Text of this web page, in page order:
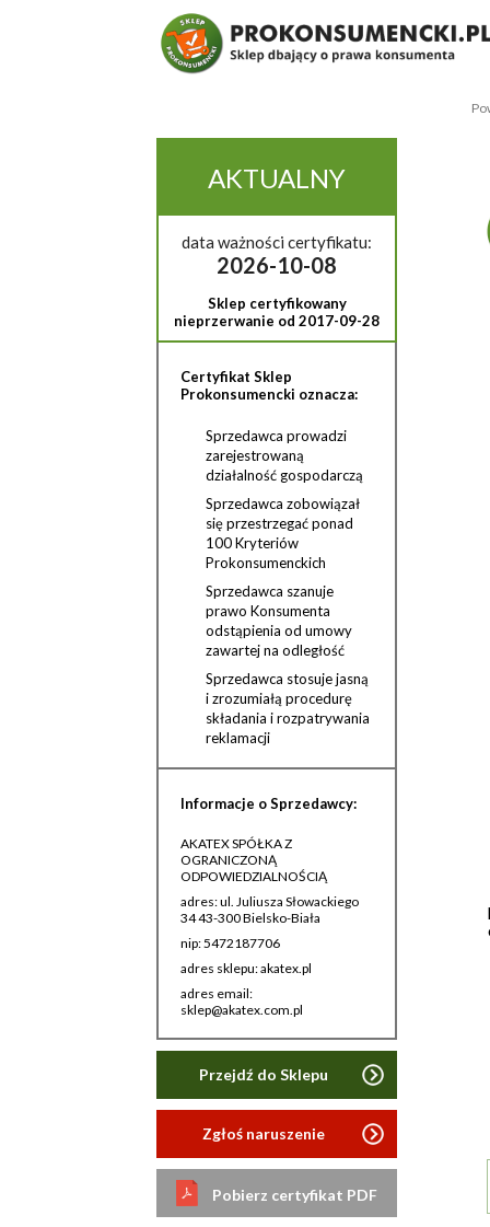
AKTUALNY
data ważności certyfikatu:
2026-10-08
Sklep certyfikowany
nieprzerwanie od 2017-09-28
Certyfikat Sklep
Prokonsumencki oznacza:
Sprzedawca prowadzi
zarejestrowaną
działalność gospodarczą
Sprzedawca zobowiązał
się przestrzegać ponad
100 Kryteriów
Prokonsumenckich
Sprzedawca szanuje
prawo Konsumenta
odstąpienia od umowy
zawartej na odległość
Sprzedawca stosuje jasną
i zrozumiałą procedurę
składania i rozpatrywania
reklamacji
Informacje o Sprzedawcy:
AKATEX SPÓŁKA Z
OGRANICZONĄ
ODPOWIEDZIALNOŚCIĄ
adres: ul. Juliusza Słowackiego
34 43-300 Bielsko-Biała
nip: 5472187706
adres sklepu: akatex.pl
adres email:
sklep@akatex.com.pl
Przejdź do Sklepu
Zgłoś naruszenie
Pobierz certyfikat PDF